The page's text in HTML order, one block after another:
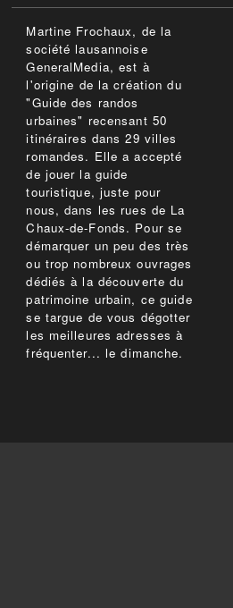
Martine Frochaux, de la
société lausannoise
GeneralMedia, est à
l'origine de la création du
"Guide des randos
urbaines" recensant 50
itinéraires dans 29 villes
romandes. Elle a accepté
de jouer la guide
touristique, juste pour
nous, dans les rues de La
Chaux-de-Fonds. Pour se
démarquer un peu des très
ou trop nombreux ouvrages
dédiés à la découverte du
patrimoine urbain, ce guide
se targue de vous dégotter
les meilleures adresses à
fréquenter... le dimanche.